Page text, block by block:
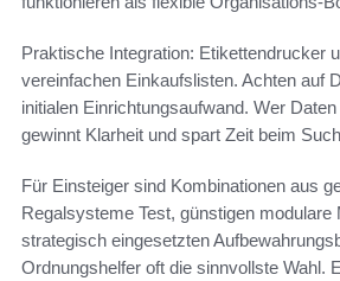
Praktische Integration: Etikettendrucker
vereinfachen Einkaufslisten. Achten auf
initialen Einrichtungsaufwand. Wer
gewinnt Klarheit und spart Zeit beim
Für Einsteiger sind Kombinationen aus
Regalsysteme Test, günstigen modulare
strategisch eingesetzten
Ordnungshelfer oft die sinnvollste Wahl.